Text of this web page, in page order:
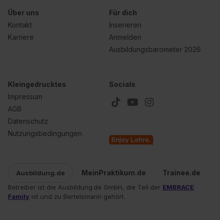
einzelnen Cookies findest du durch Klick auf „Details
zeigen“. Weitere Informationen:Datenschutzerklärung
Impressum
Über uns
Kontakt
Karriere
Für dich
Inserieren
Anmelden
Ausbildungsbarometer 2026
Kleingedrucktes
Impressum
AGB
Datenschutz
Nutzungsbedingungen
Socials
Ausbildung.de MeinPraktikum.de Trainee.de
Betreiber ist die Ausbildung.de GmbH, die Teil der EMBRACE
Family ist und zu Bertelsmann gehört.